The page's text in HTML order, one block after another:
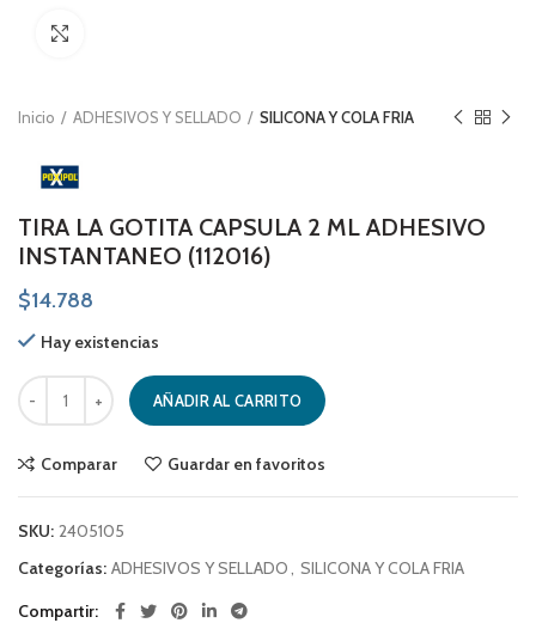
Inicio ADHESIVOS Y SELLADO SILICONA Y COLA FRIA
TIRA LA GOTITA CAPSULA 2 ML ADHESIVO
INSTANTANEO (112016)
$14.788
Hay existencias
TIRA LA GOTITA CAPSULA 2 ML ADHESIVO INSTANTANEO (112016)
AÑADIR AL CARRITO
Comparar Guardar en favoritos
SKU: 2405105
Categorías: ADHESIVOS Y SELLADO, SILICONA Y COLA FRIA
Compartir